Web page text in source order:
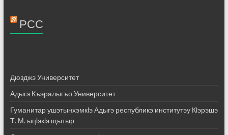
РСС
Дюзджэ Университет
Адыгэ Къэралыгъо Университет
Гуманитар ушэтынхэмкӏэ Адыгэ республикэ институтэу Кӏэрэшэ
Т. М. ыцӏэкӏэ щытыр